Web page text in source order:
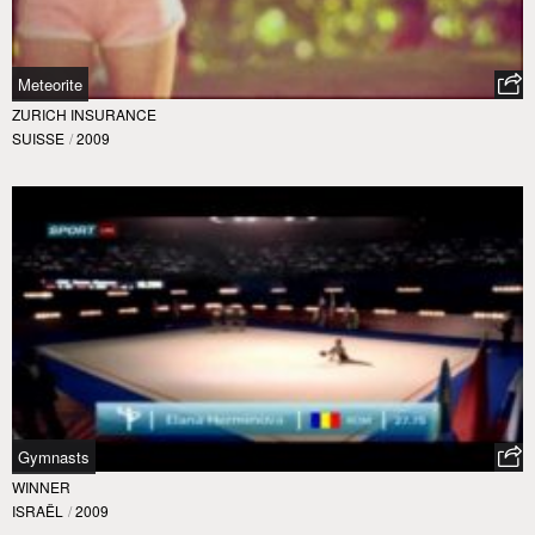
Meteorite
ZURICH INSURANCE
SUISSE / 2009
Gymnasts
WINNER
ISRAËL / 2009